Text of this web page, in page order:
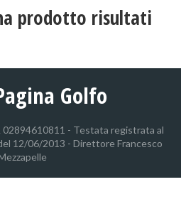
prodotto risultati
Golfo
02894610811 - Testata registrata al
12/06/2013 - Direttore Francesco